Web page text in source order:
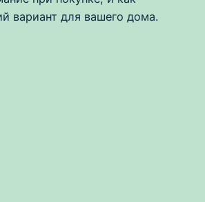
вариант для вашего дома.